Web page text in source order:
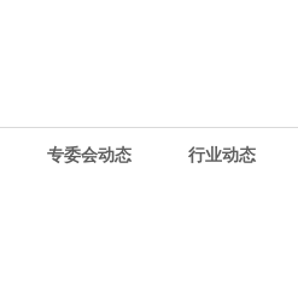
专委会动态 行业动态